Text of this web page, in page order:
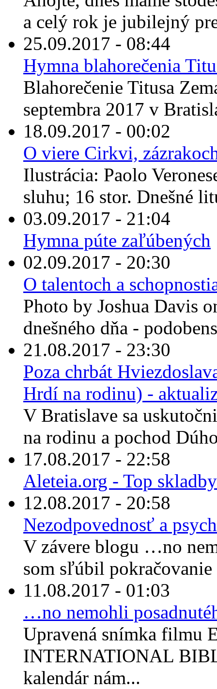
a celý rok je jubilejný
25.09.2017 - 08:44
Hymna blahorečenia
Blahorečenie Titusa
septembra 2017 v
18.09.2017 - 00:02
O viere Cirkvi,
Ilustrácia: Paolo
sluhu; 16 stor. Dnešné
03.09.2017 - 21:04
Hymna púte zaľúbených
02.09.2017 - 20:30
O talentoch a
Photo by Joshua Davis
dnešného dňa -
21.08.2017 - 23:30
Poza chrbát
Hrdí na rodinu) -
V Bratislave sa
na rodinu a pochod
17.08.2017 - 22:58
Aleteia.org - Top skladby
12.08.2017 - 20:58
Nezodpovednosť a
V závere blogu …no
som sľúbil
11.08.2017 - 01:03
…no nemohli
Upravená snímka filmu
INTERNATIONAL
kalendár nám...